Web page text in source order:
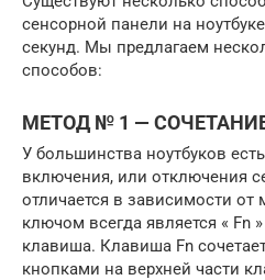
сенсорной панели на
секунд. Мы предлагаем
способов:
МЕТОД № 1 —
У большинства ноутбуков
включения, или отключения
отличается в зависимости
ключом всегда является « Fn
клавиша. Клавиша Fn
кнопками на верхней части